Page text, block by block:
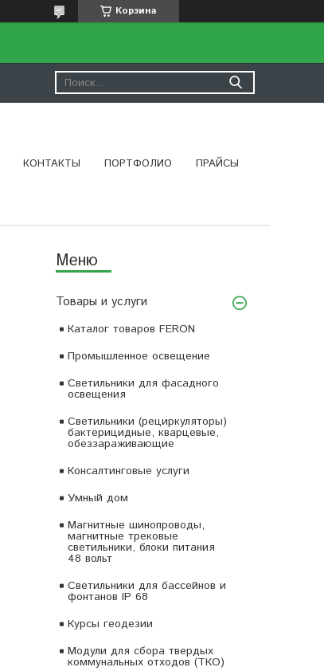
Корзина
КОНТАКТЫ ПОРТФОЛИО ПРАЙСЫ
Товары и услуги
Каталог товаров FERON
Промышленное освещение
Светильники для фасадного
освещения
Светильники (рециркуляторы)
бактерицидные, кварцевые,
обеззараживающие
Консалтинговые услуги
Умный дом
Магнитные шинопроводы,
магнитные трековые
светильники, блоки питания
48 вольт
Светильники для бассейнов и
фонтанов IP 68
Курсы геодезии
Модули для сбора твердых
коммунальных отходов (ТКО)